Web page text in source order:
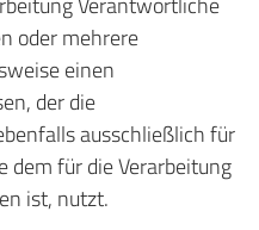
oder mehrere
einen
der die
ausschließlich für
dem für die Verarbeitung
ist, nutzt.